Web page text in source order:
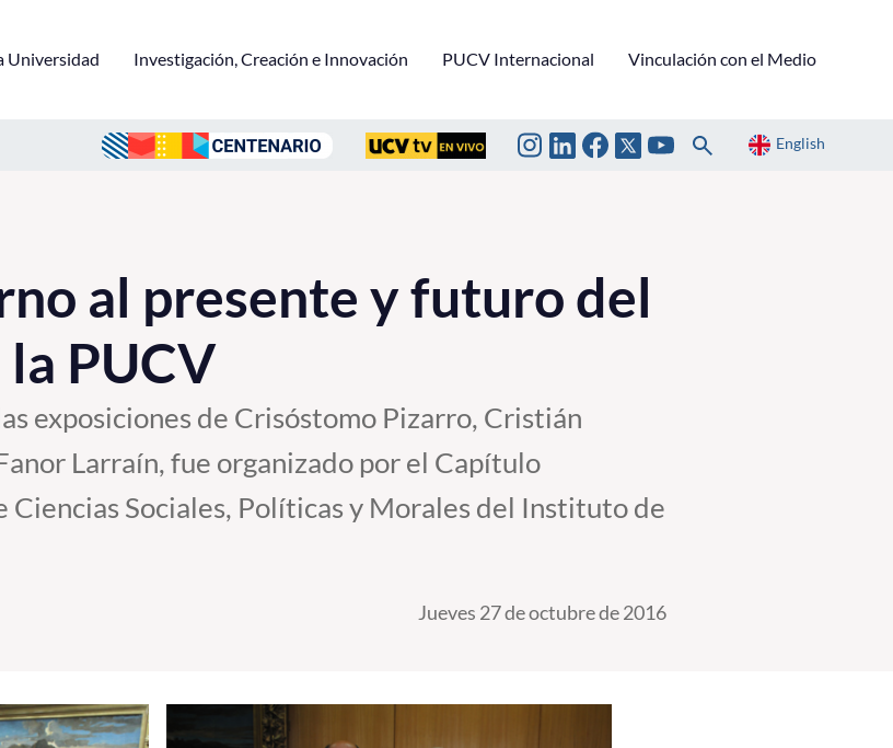
Universidad Investigación, Creación e Innovación PUCV Internacional Vinculación con el Medio
English
al presente y futuro del
PUCV
exposiciones de Crisóstomo Pizarro, Cristián
Larraín, fue organizado por el Capítulo
Ciencias Sociales, Políticas y Morales del Instituto de
Jueves 27 de octubre de 2016